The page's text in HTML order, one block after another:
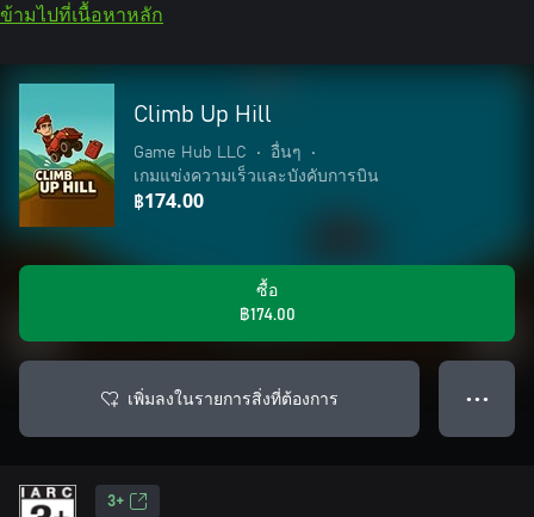
ข้ามไปที่เนื้อหาหลัก
Climb Up Hill
Game Hub LLC • อื่นๆ
•
เกมแข่งความเร็วและบังคับการบิน
฿174.00
ซื้อ
฿174.00
เพิ่มลงในรายการสิ่งที่ต้องการ ● ● ●
3+